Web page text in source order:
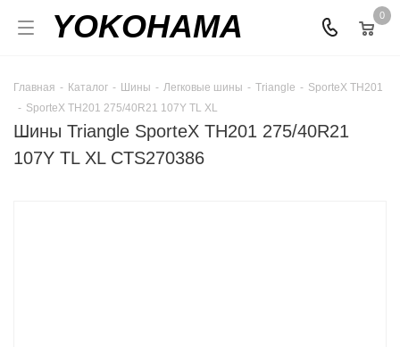
YOKOHAMA 0
Главная - Каталог - Шины - Легковые шины - Triangle - SporteX TH201
- SporteX TH201 275/40R21 107Y TL XL
Шины Triangle SporteX TH201 275/40R21
107Y TL XL CTS270386